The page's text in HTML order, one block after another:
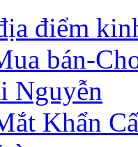
điểm
bán-
Nguyễn
Khẩn